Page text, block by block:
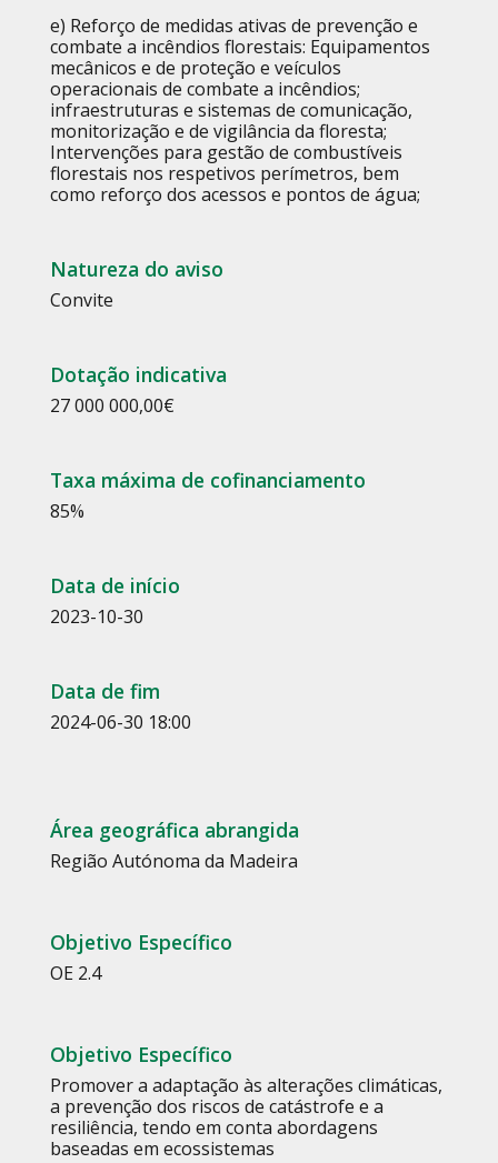
e) Reforço de medidas ativas de prevenção e
combate a incêndios florestais: Equipamentos
mecânicos e de proteção e veículos
operacionais de combate a incêndios;
infraestruturas e sistemas de comunicação,
monitorização e de vigilância da floresta;
Intervenções para gestão de combustíveis
florestais nos respetivos perímetros, bem
como reforço dos acessos e pontos de água;
Natureza do aviso
Convite
Dotação indicativa
27 000 000,00€
Taxa máxima de cofinanciamento
85%
Data de início
2023-10-30
Data de fim
2024-06-30 18:00
Área geográfica abrangida
Região Autónoma da Madeira
Objetivo Específico
OE 2.4
Objetivo Específico
Promover a adaptação às alterações climáticas,
a prevenção dos riscos de catástrofe e a
resiliência, tendo em conta abordagens
baseadas em ecossistemas